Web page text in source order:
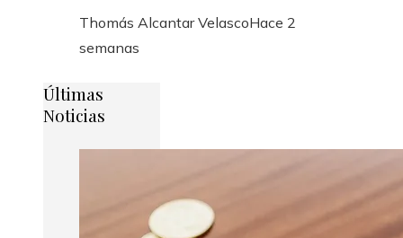
Thomás Alcantar VelascoHace 2
semanas
Últimas
Noticias